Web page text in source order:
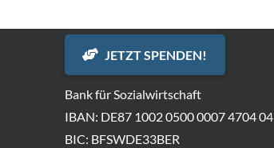
JETZT SPENDEN!
Bank für Sozialwirtschaft
IBAN: DE87 1002 0500 0007 4704 04
BIC: BFSWDE33BER